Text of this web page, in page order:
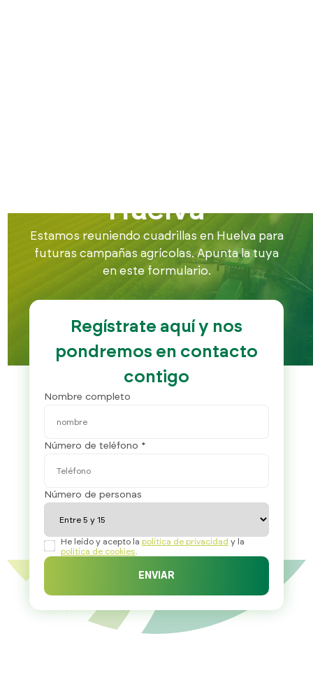
Huelva
Estamos reuniendo cuadrillas en Huelva para
futuras campañas agrícolas. Apunta la tuya
en este formulario.
Regístrate aquí y nos
pondremos en contacto
contigo
Nombre completo
Número de teléfono *
Número de personas
He leído y acepto la política de privacidad y la
política de cookies
ENVIAR